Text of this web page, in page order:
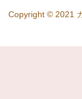
Copyright © 2021